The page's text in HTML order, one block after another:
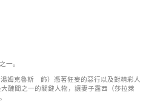
一。
姆克魯斯 飾）憑著狂妄的惡行以及對精彩人
醜聞之一的關鍵人物，讓妻子露西（莎拉萊